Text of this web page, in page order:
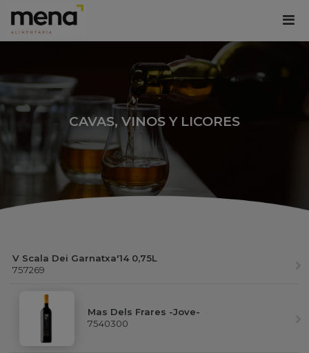
CAVAS, VINOS Y LICORES
V Scala Dei Garnatxa'14 0,75L
757269
Mas Dels Frares -Jove-
7540300